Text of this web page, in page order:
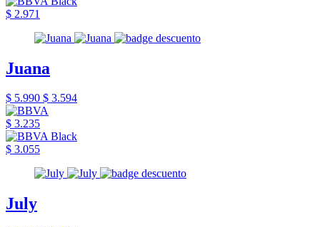
$ 2.971
Juana
$ 5.990 $ 3.594
$ 3.235
$ 3.055
July